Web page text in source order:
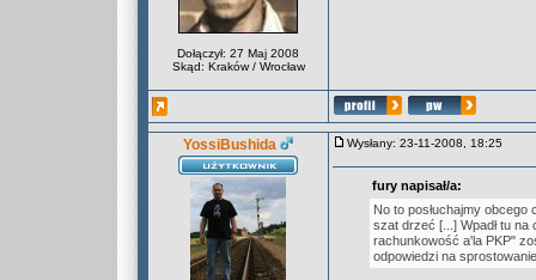
Dołączył: 27 Maj 2008
Skąd: Kraków / Wrocław
YossiBushida Wysłany: 23-11-2008, 18:25
fury napisał/a:
No to posłuchajmy obcego
szat drzeć [...] Wpadł tu
rachunkowość a'la PKP"
odpowiedzi na